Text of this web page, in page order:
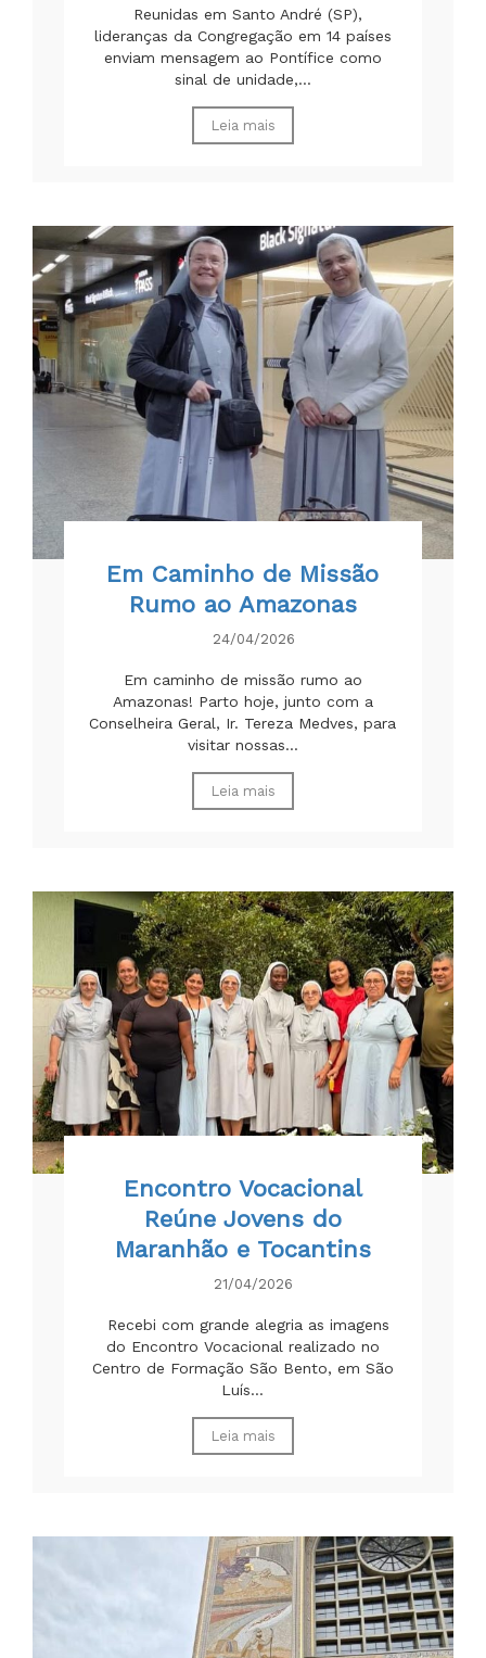
Reunidas em Santo André (SP),
lideranças da Congregação em 14 países
enviam mensagem ao Pontífice como
sinal de unidade,...
Leia mais
Em Caminho de Missão
Rumo ao Amazonas
24/04/2026
Em caminho de missão rumo ao
Amazonas! Parto hoje, junto com a
Conselheira Geral, Ir. Tereza Medves, para
visitar nossas...
Leia mais
Encontro Vocacional
Reúne Jovens do
Maranhão e Tocantins
21/04/2026
Recebi com grande alegria as imagens
do Encontro Vocacional realizado no
Centro de Formação São Bento, em São
Luís...
Leia mais